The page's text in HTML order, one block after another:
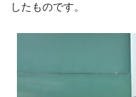
したものです。